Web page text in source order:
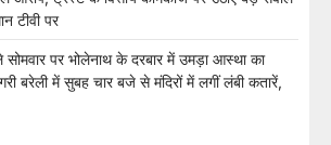
टीवी पर
पर भोलेनाथ के दरबार में उमड़ा आस्था का
बरेली में सुबह चार बजे से मंदिरों में लगीं लंबी कतारें,